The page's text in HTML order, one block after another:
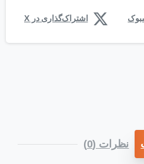
اشتراک‌گذاری در X
نظرات (0)